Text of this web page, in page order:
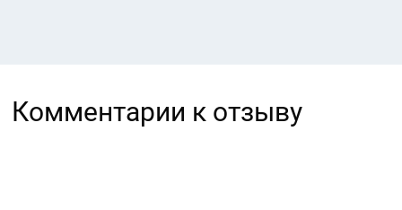
Комментарии к отзыву